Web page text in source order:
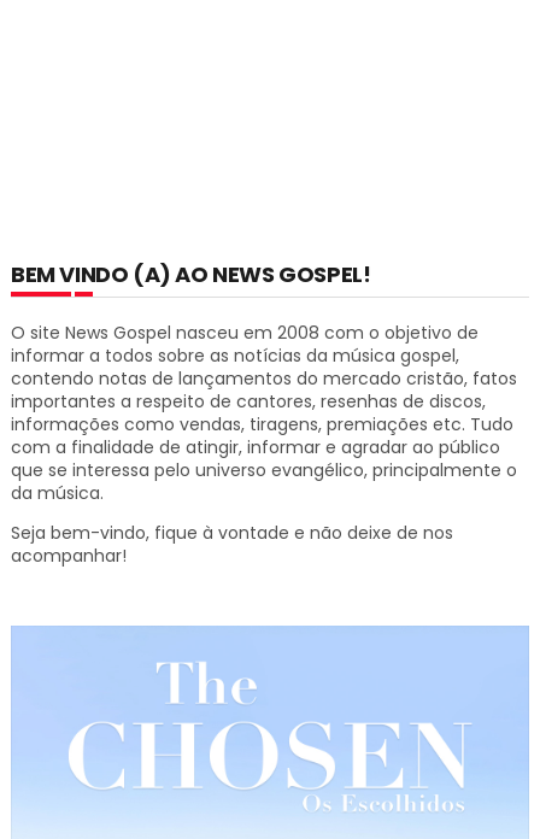
BEM VINDO (A) AO NEWS GOSPEL!
O site News Gospel nasceu em 2008 com o objetivo de
informar a todos sobre as notícias da música gospel,
contendo notas de lançamentos do mercado cristão, fatos
importantes a respeito de cantores, resenhas de discos,
informações como vendas, tiragens, premiações etc. Tudo
com a finalidade de atingir, informar e agradar ao público
que se interessa pelo universo evangélico, principalmente o
da música.
Seja bem-vindo, fique à vontade e não deixe de nos
acompanhar!